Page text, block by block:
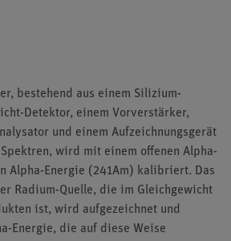
bestehend aus einem Silizium-
Detektor, einem Vorverstärker,
und einem Aufzeichnungsgerät
wird mit einem offenen Alpha-
Alpha-Energie (241Am) kalibriert. Das
Radium-Quelle, die im Gleichgewicht
ist, wird aufgezeichnet und
Energie, die auf diese Weise